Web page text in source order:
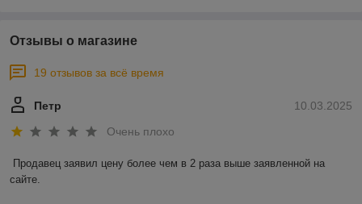
Отзывы о магазине
19 отзывов за всё время
10.03.2025
Петр
Очень плохо
Продавец заявил цену более чем в 2 раза выше заявленной на
сайте.